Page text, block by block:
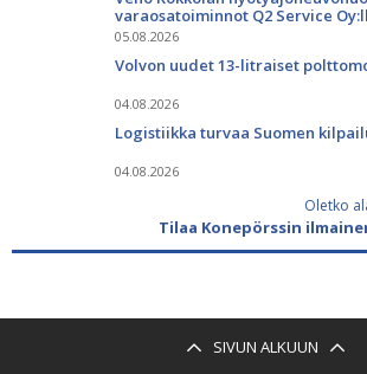
varaosatoiminnot Q2 Service
05.08.2026
Volvon uudet 13-litraiset
04.08.2026
Logistiikka turvaa Suomen
04.08.2026
Oletko
Tilaa Konepörssin
SIVUN ALKUUN